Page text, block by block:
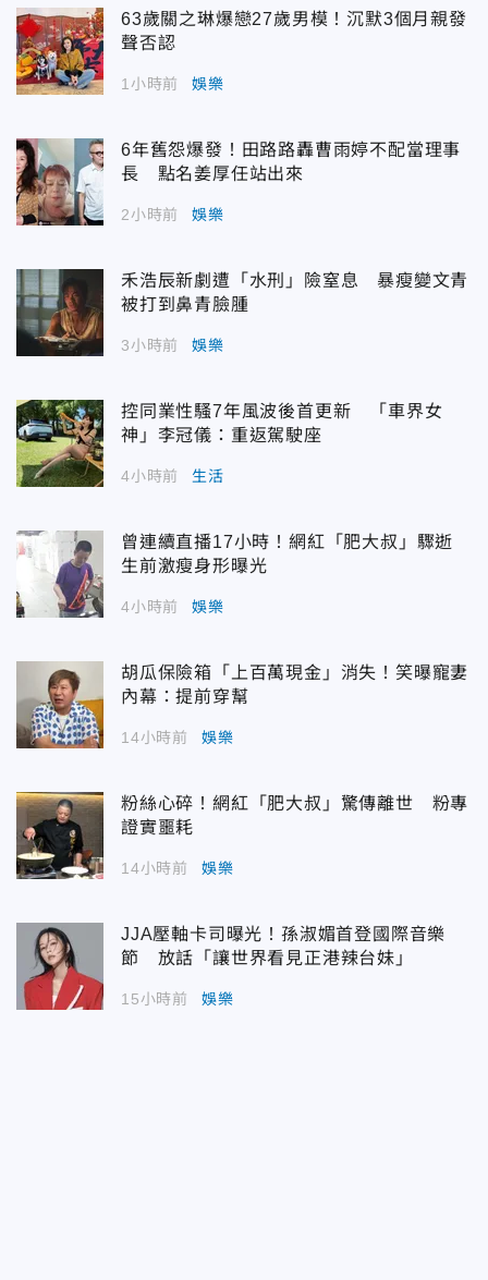
63歲關之琳爆戀27歲男模！沉默3個月親發
聲否認
1小時前 娛樂
6年舊怨爆發！田路路轟曹雨婷不配當理事
長 點名姜厚任站出來
2小時前 娛樂
禾浩辰新劇遭「水刑」險窒息 暴瘦變文青
被打到鼻青臉腫
3小時前 娛樂
控同業性騷7年風波後首更新 「車界女
神」李冠儀：重返駕駛座
4小時前 生活
曾連續直播17小時！網紅「肥大叔」驟逝
生前激瘦身形曝光
4小時前 娛樂
胡瓜保險箱「上百萬現金」消失！笑曝寵妻
內幕：提前穿幫
14小時前 娛樂
粉絲心碎！網紅「肥大叔」驚傳離世 粉專
證實噩耗
14小時前 娛樂
JJA壓軸卡司曝光！孫淑媚首登國際音樂
節 放話「讓世界看見正港辣台妹」
15小時前 娛樂